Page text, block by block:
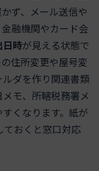
ず、メール送信や
融機関やカード会
日時が見える状態で
住所変更や屋号変
ダを作り関連書類
メモ、所轄税務署メ
くなります。紙が
ておくと窓口対応